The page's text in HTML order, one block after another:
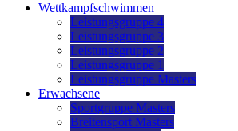
Wettkampfschwimmen
Leistungsgruppe 4
Leistungsgruppe 3
Leistungsgruppe 2
Leistungsgruppe 1
Leistungsgruppe Masters
Erwachsene
Sportgruppe Masters
Breitensport Masters